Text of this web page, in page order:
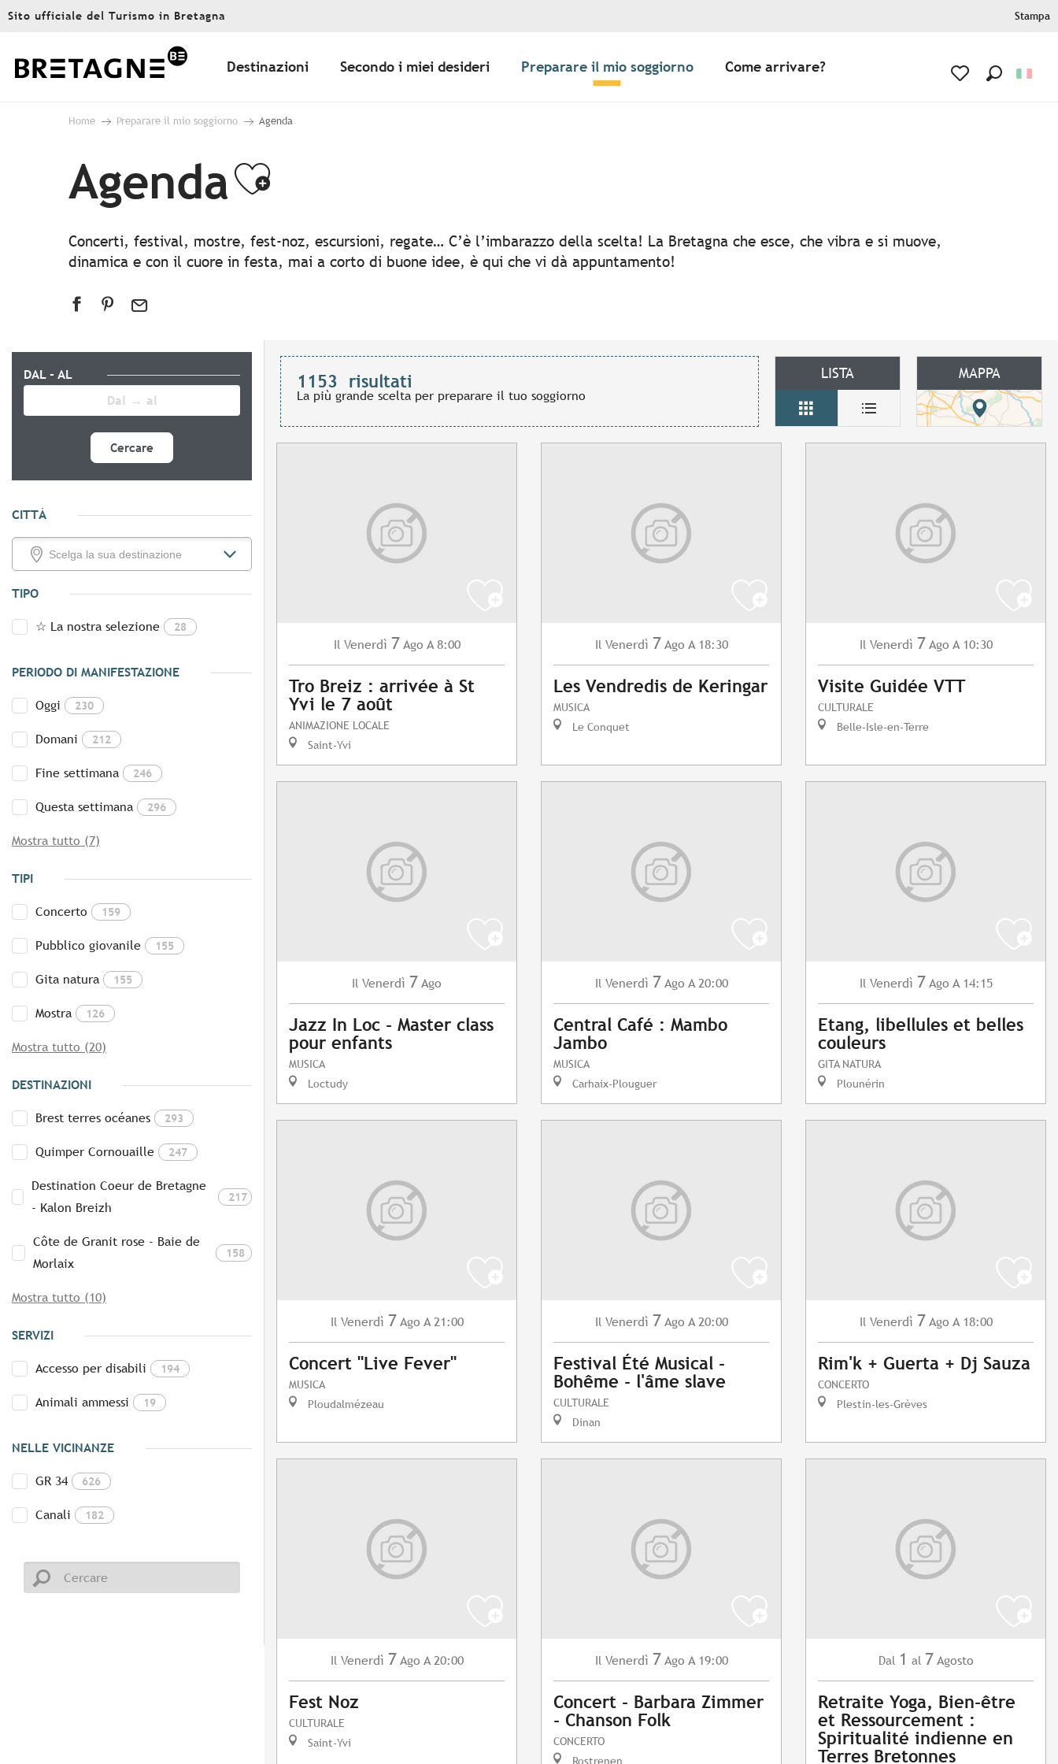
Aller
principal
Sito ufficiale del Turismo in Bretagna Stampa
Destinazioni Secondo i miei desideri Preparare il mio soggiorno Come arrivare?
Home Preparare il mio soggiorno Agenda
AgendaAjouter aux favoris
Concerti, festival, mostre, fest-noz, escursioni, regate… C’è l’imbarazzo della scelta! La Bretagna che esce, che vibra e si muove,
dinamica e con il cuore in festa, mai a corto di buone idee, è qui che vi dà appuntamento!
DAL - AL
Cercare
CITTÀ
TIPO
☆ La nostra selezione 28
PERIODO DI MANIFESTAZIONE
Oggi 230
Domani 212
Fine settimana 246
Questa settimana 296
Mostra tutto (7)
TIPI
Concerto 159
Pubblico giovanile 155
Gita natura 155
Mostra 126
Mostra tutto (20)
DESTINAZIONI
Brest terres océanes 293
Quimper Cornouaille 247
Destination Coeur de Bretagne
- Kalon Breizh
217
Côte de Granit rose - Baie de
Morlaix
158
Mostra tutto (10)
SERVIZI
Accesso per disabili 194
Animali ammessi 19
NELLE VICINANZE
GR 34 626
Canali 182
1153 risultati
La più grande scelta per preparare il tuo soggiorno
LISTA MAPPA
Il Venerdì 7 Ago A 8:00
Tro Breiz : arrivée à St
Yvi le 7 août
ANIMAZIONE LOCALE
Saint-Yvi
Il Venerdì 7 Ago A 18:30
Les Vendredis de Keringar
MUSICA
Le Conquet
Il Venerdì 7 Ago A 10:30
Visite Guidée VTT
CULTURALE
Belle-Isle-en-Terre
Il Venerdì 7 Ago
Jazz In Loc - Master class
pour enfants
MUSICA
Loctudy
Il Venerdì 7 Ago A 20:00
Central Café : Mambo
Jambo
MUSICA
Carhaix-Plouguer
Il Venerdì 7 Ago A 14:15
Etang, libellules et belles
couleurs
GITA NATURA
Plounérin
Il Venerdì 7 Ago A 21:00
Concert "Live Fever"
MUSICA
Ploudalmézeau
Il Venerdì 7 Ago A 20:00
Festival Été Musical -
Bohême - l'âme slave
CULTURALE
Dinan
Il Venerdì 7 Ago A 18:00
Rim'k + Guerta + Dj Sauza
CONCERTO
Plestin-les-Grèves
Il Venerdì 7 Ago A 20:00
Fest Noz
CULTURALE
Saint-Yvi
Il Venerdì 7 Ago A 19:00
Concert - Barbara Zimmer
- Chanson Folk
CONCERTO
Rostrenen
Dal 1 al 7 Agosto
Retraite Yoga, Bien-être
et Ressourcement :
Spiritualité indienne en
Terres Bretonnes